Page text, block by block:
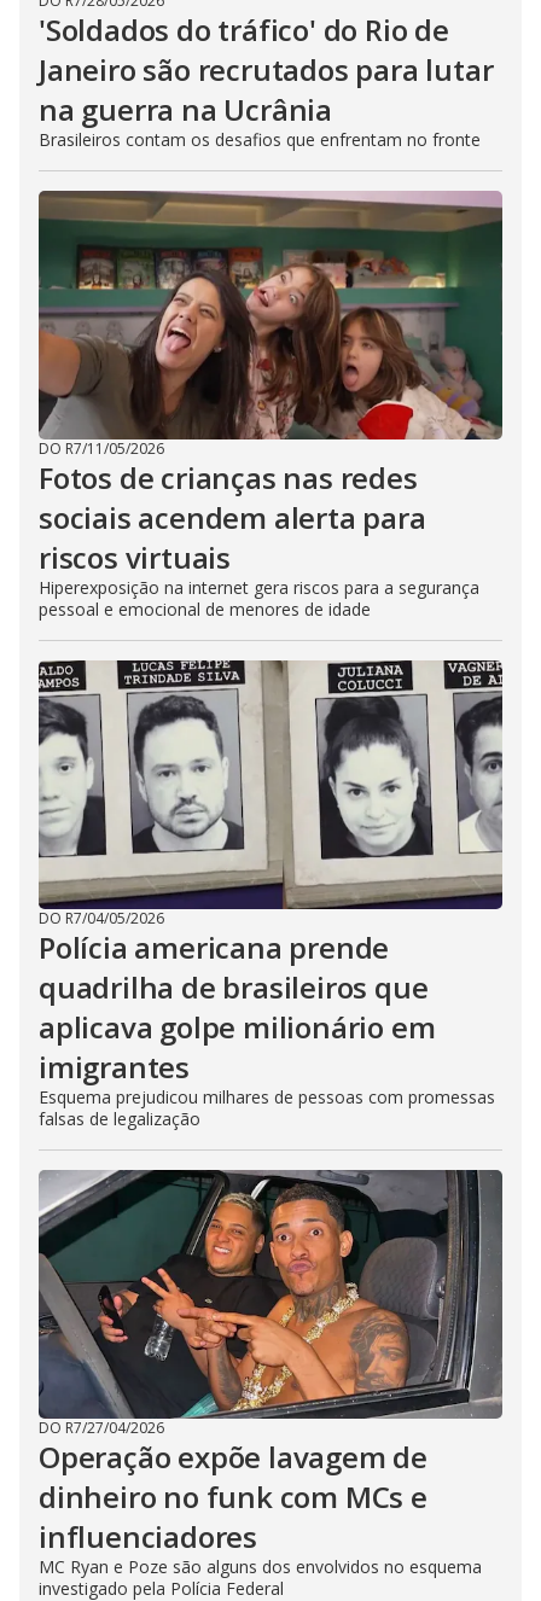
'Soldados do tráfico' do Rio de
Janeiro são recrutados para lutar
na guerra na Ucrânia
Brasileiros contam os desafios que enfrentam no fronte
DO R7/11/05/2026
Fotos de crianças nas redes
sociais acendem alerta para
riscos virtuais
Hiperexposição na internet gera riscos para a segurança
pessoal e emocional de menores de idade
DO R7/04/05/2026
Polícia americana prende
quadrilha de brasileiros que
aplicava golpe milionário em
imigrantes
Esquema prejudicou milhares de pessoas com promessas
falsas de legalização
DO R7/27/04/2026
Operação expõe lavagem de
dinheiro no funk com MCs e
influenciadores
MC Ryan e Poze são alguns dos envolvidos no esquema
investigado pela Polícia Federal